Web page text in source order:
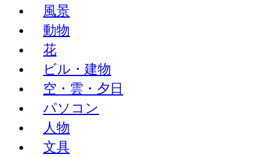
風景
動物
花
ビル・建物
空・雲・夕日
パソコン
人物
文具